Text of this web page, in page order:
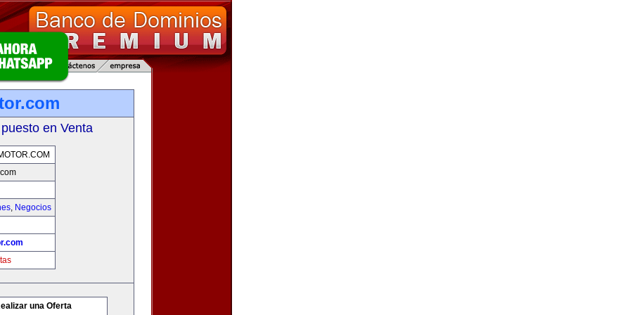
en Venta
, Negocios
una Oferta